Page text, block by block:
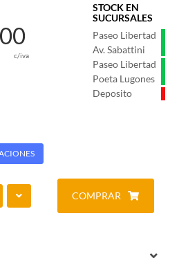
STOCK EN
SUCURSALES
Paseo Libertad
Av. Sabattini
Paseo Libertad
Poeta Lugones
Deposito
c/iva
COMPRAR